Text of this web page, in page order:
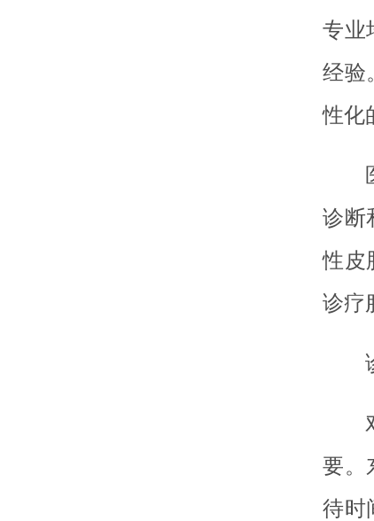
专业
经验
性化
诊断
性皮
诊疗
要。
待时